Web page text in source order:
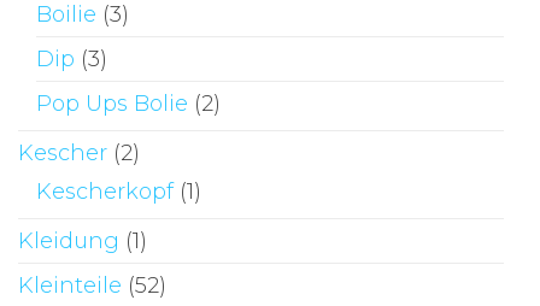
Boilie (3)
Dip (3)
Pop Ups Bolie (2)
Kescher (2)
Kescherkopf (1)
Kleidung (1)
Kleinteile (52)